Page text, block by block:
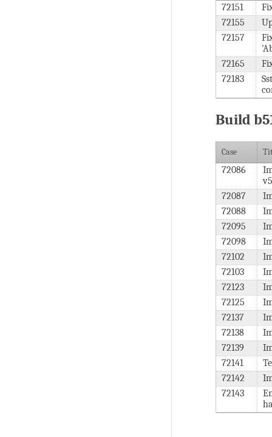
72151
72155
72157
72165
72183
Build
Case
72086
v5
72087
72088
72095
72098
72102
72103
72123
72125
72137
72138
72139
72141
72142
72143